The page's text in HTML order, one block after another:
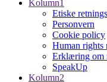
Kolumn1
Etiske
Personvern
Cookie policy
Human rights
Erklæring om
SpeakUp
Kolumn2